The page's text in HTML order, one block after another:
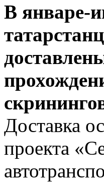
В январе-
Доставка
проекта